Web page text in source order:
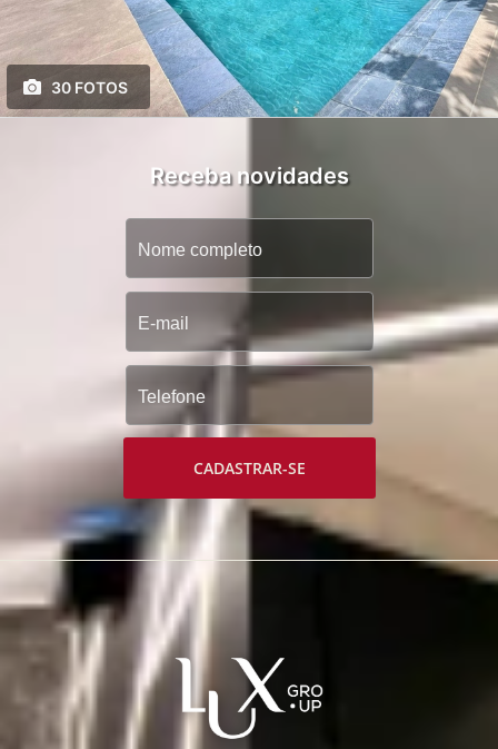
30 FOTOS
Receba novidades
CADASTRAR-SE